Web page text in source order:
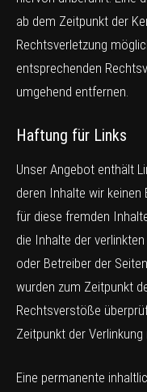
ab dem Zeitpunkt der
Rechtsverletzung
entsprechenden
umgehend entfernen.
Haftung für Links
Unser Angebot enthält
deren Inhalte wir keinen
für diese fremden
die Inhalte der
oder Betreiber der
wurden zum Zeitpunkt
Rechtsverstöße
Zeitpunkt der Verlinkung
Eine permanente